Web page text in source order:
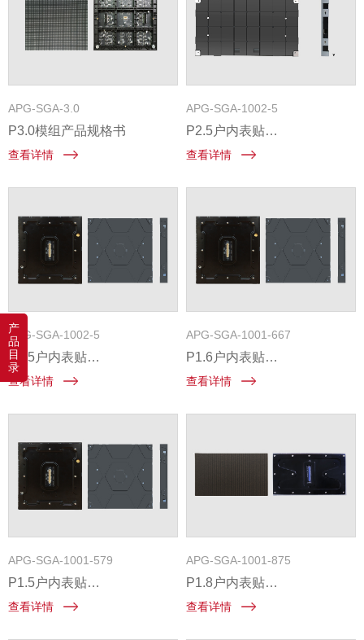
APG-SGA-3.0
P3.0模组产品规格书
查看详情
APG-SGA-1002-5
P2.5户内表贴
600mm×337.5mm前维护固装
压铸铝箱体
查看详情
APG-SGA-1002-5
P2.5户内表贴
480mm×480mm前维护固装
压铸铝箱体
查看详情
APG-SGA-1001-667
P1.6户内表贴
480mm×480mm前维护固装
压铸铝箱体
查看详情
APG-SGA-1001-579
P1.5户内表贴
480mm×480mm前维护固装
压铸铝箱体
查看详情
APG-SGA-1001-875
P1.8户内表贴
600mm×337.5mm前维护固装
压铸铝箱体
查看详情
产
品
目
录